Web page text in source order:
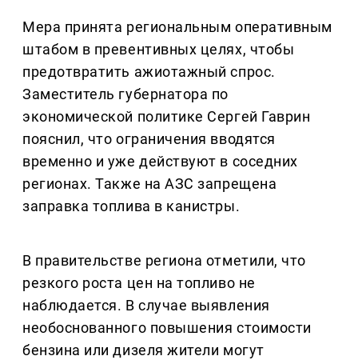
Мера принята региональным оперативным
штабом в превентивных целях, чтобы
предотвратить ажиотажный спрос.
Заместитель губернатора по
экономической политике Сергей Гаврин
пояснил, что ограничения вводятся
временно и уже действуют в соседних
регионах. Также на АЗС запрещена
заправка топлива в канистры.
В правительстве региона отметили, что
резкого роста цен на топливо не
наблюдается. В случае выявления
необоснованного повышения стоимости
бензина или дизеля жители могут